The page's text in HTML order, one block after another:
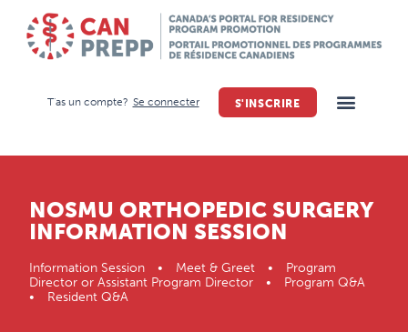
T'as un compte? Se connecter S'INSCRIRE
NOSMU ORTHOPEDIC SURGERY
INFORMATION SESSION
Information Session • Meet & Greet • Program
Director or Assistant Program Director • Program Q&A
• Resident Q&A